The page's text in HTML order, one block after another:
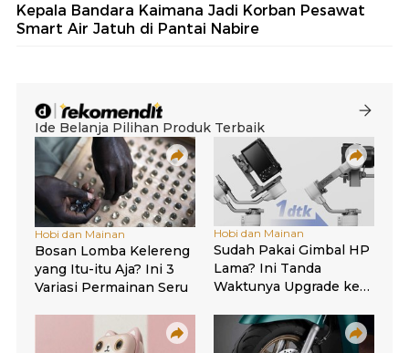
Kepala Bandara Kaimana Jadi Korban Pesawat
Smart Air Jatuh di Pantai Nabire